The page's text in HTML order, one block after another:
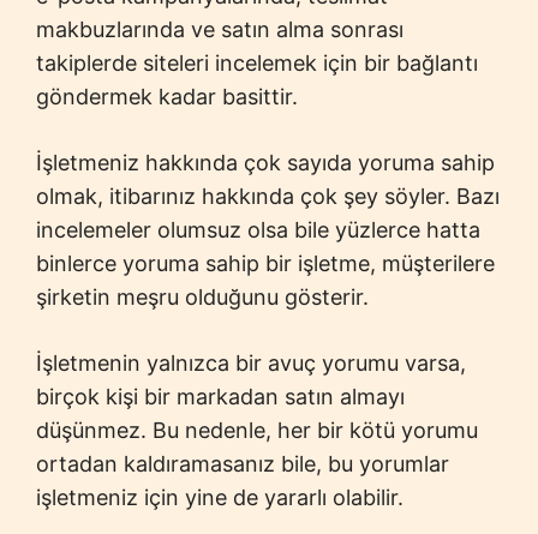
makbuzlarında ve satın alma sonrası
takiplerde siteleri incelemek için bir bağlantı
göndermek kadar basittir.
İşletmeniz hakkında çok sayıda yoruma sahip
olmak, itibarınız hakkında çok şey söyler. Bazı
incelemeler olumsuz olsa bile yüzlerce hatta
binlerce yoruma sahip bir işletme, müşterilere
şirketin meşru olduğunu gösterir.
İşletmenin yalnızca bir avuç yorumu varsa,
birçok kişi bir markadan satın almayı
düşünmez. Bu nedenle, her bir kötü yorumu
ortadan kaldıramasanız bile, bu yorumlar
işletmeniz için yine de yararlı olabilir.